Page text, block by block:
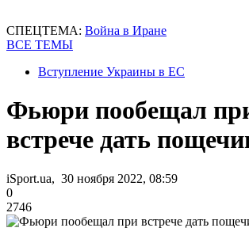
СПЕЦТЕМА: Война в Иране
ВСЕ ТЕМЫ
Вступление Украины в ЕС
Фьюри пообещал
встрече дать
iSport.ua, 30 ноября 2022, 08:59
0
2746